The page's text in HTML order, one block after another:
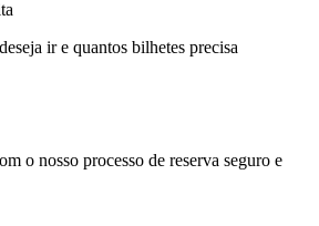
ir e quantos bilhetes precisa
o nosso processo de reserva seguro e